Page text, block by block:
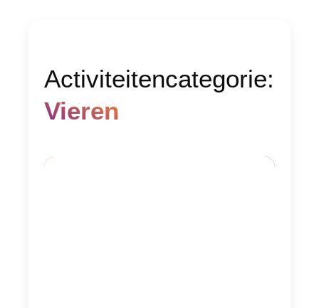
Activiteitencategorie:
Vieren